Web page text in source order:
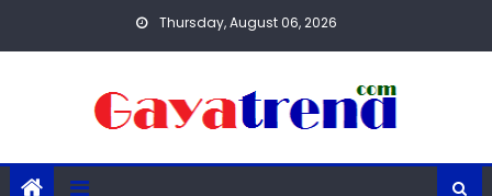
Thursday, August 06, 2026